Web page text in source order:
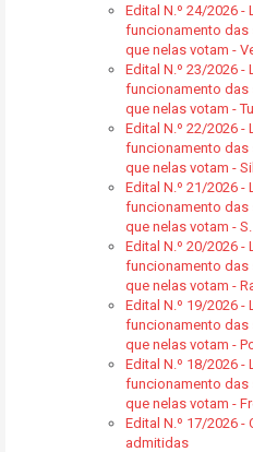
Edital N.º 24/2026
funcionamento das
que nelas votam -
Edital N.º 23/2026
funcionamento das
que nelas votam -
Edital N.º 22/2026
funcionamento das
que nelas votam -
Edital N.º 21/2026
funcionamento das
que nelas votam -
Edital N.º 20/2026
funcionamento das
que nelas votam -
Edital N.º 19/2026
funcionamento das
que nelas votam -
Edital N.º 18/2026
funcionamento das
que nelas votam -
Edital N.º 17/2026
admitidas